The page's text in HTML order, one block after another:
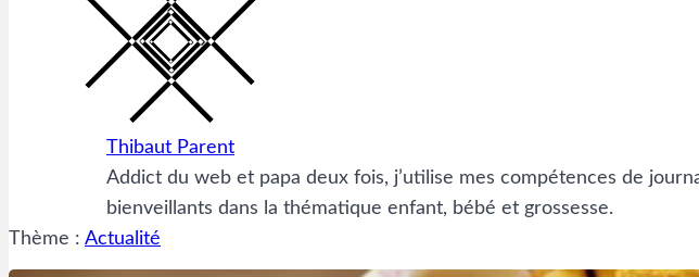
Thibaut Parent
Addict du web et papa deux fois, j’utilise mes compétences de
bienveillants dans la thématique enfant, bébé et grossesse.
Thème : Actualité